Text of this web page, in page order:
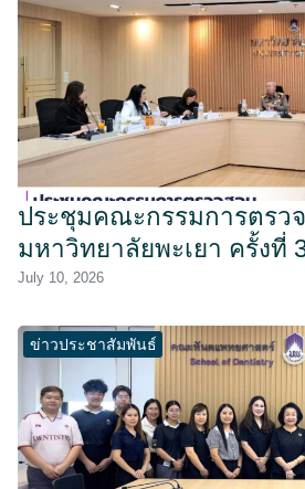
ประชุมคณะกรรมการตรว
มหาวิทยาลัยพะเยา ครั้งที่
July 10, 2026
ข่าวประชาสัมพันธ์